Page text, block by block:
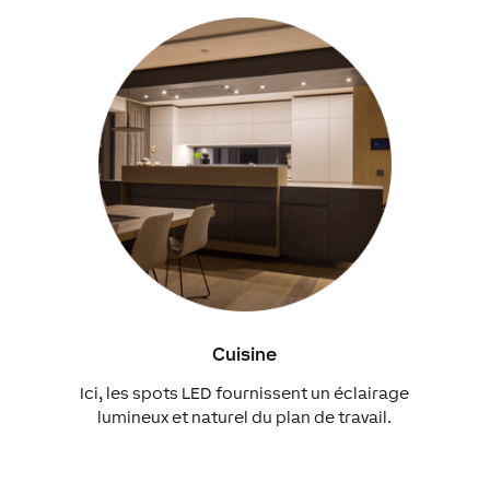
Cuisine
Ici, les spots LED fournissent un éclairage
lumineux et naturel du plan de travail.